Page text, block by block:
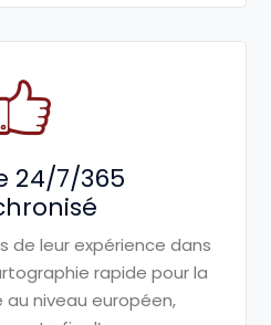
24/7/365
de leurexpérience dans
rapide pour la
au niveau européen,